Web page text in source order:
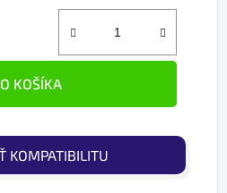
KOŠÍKA
KOMPATIBILITU